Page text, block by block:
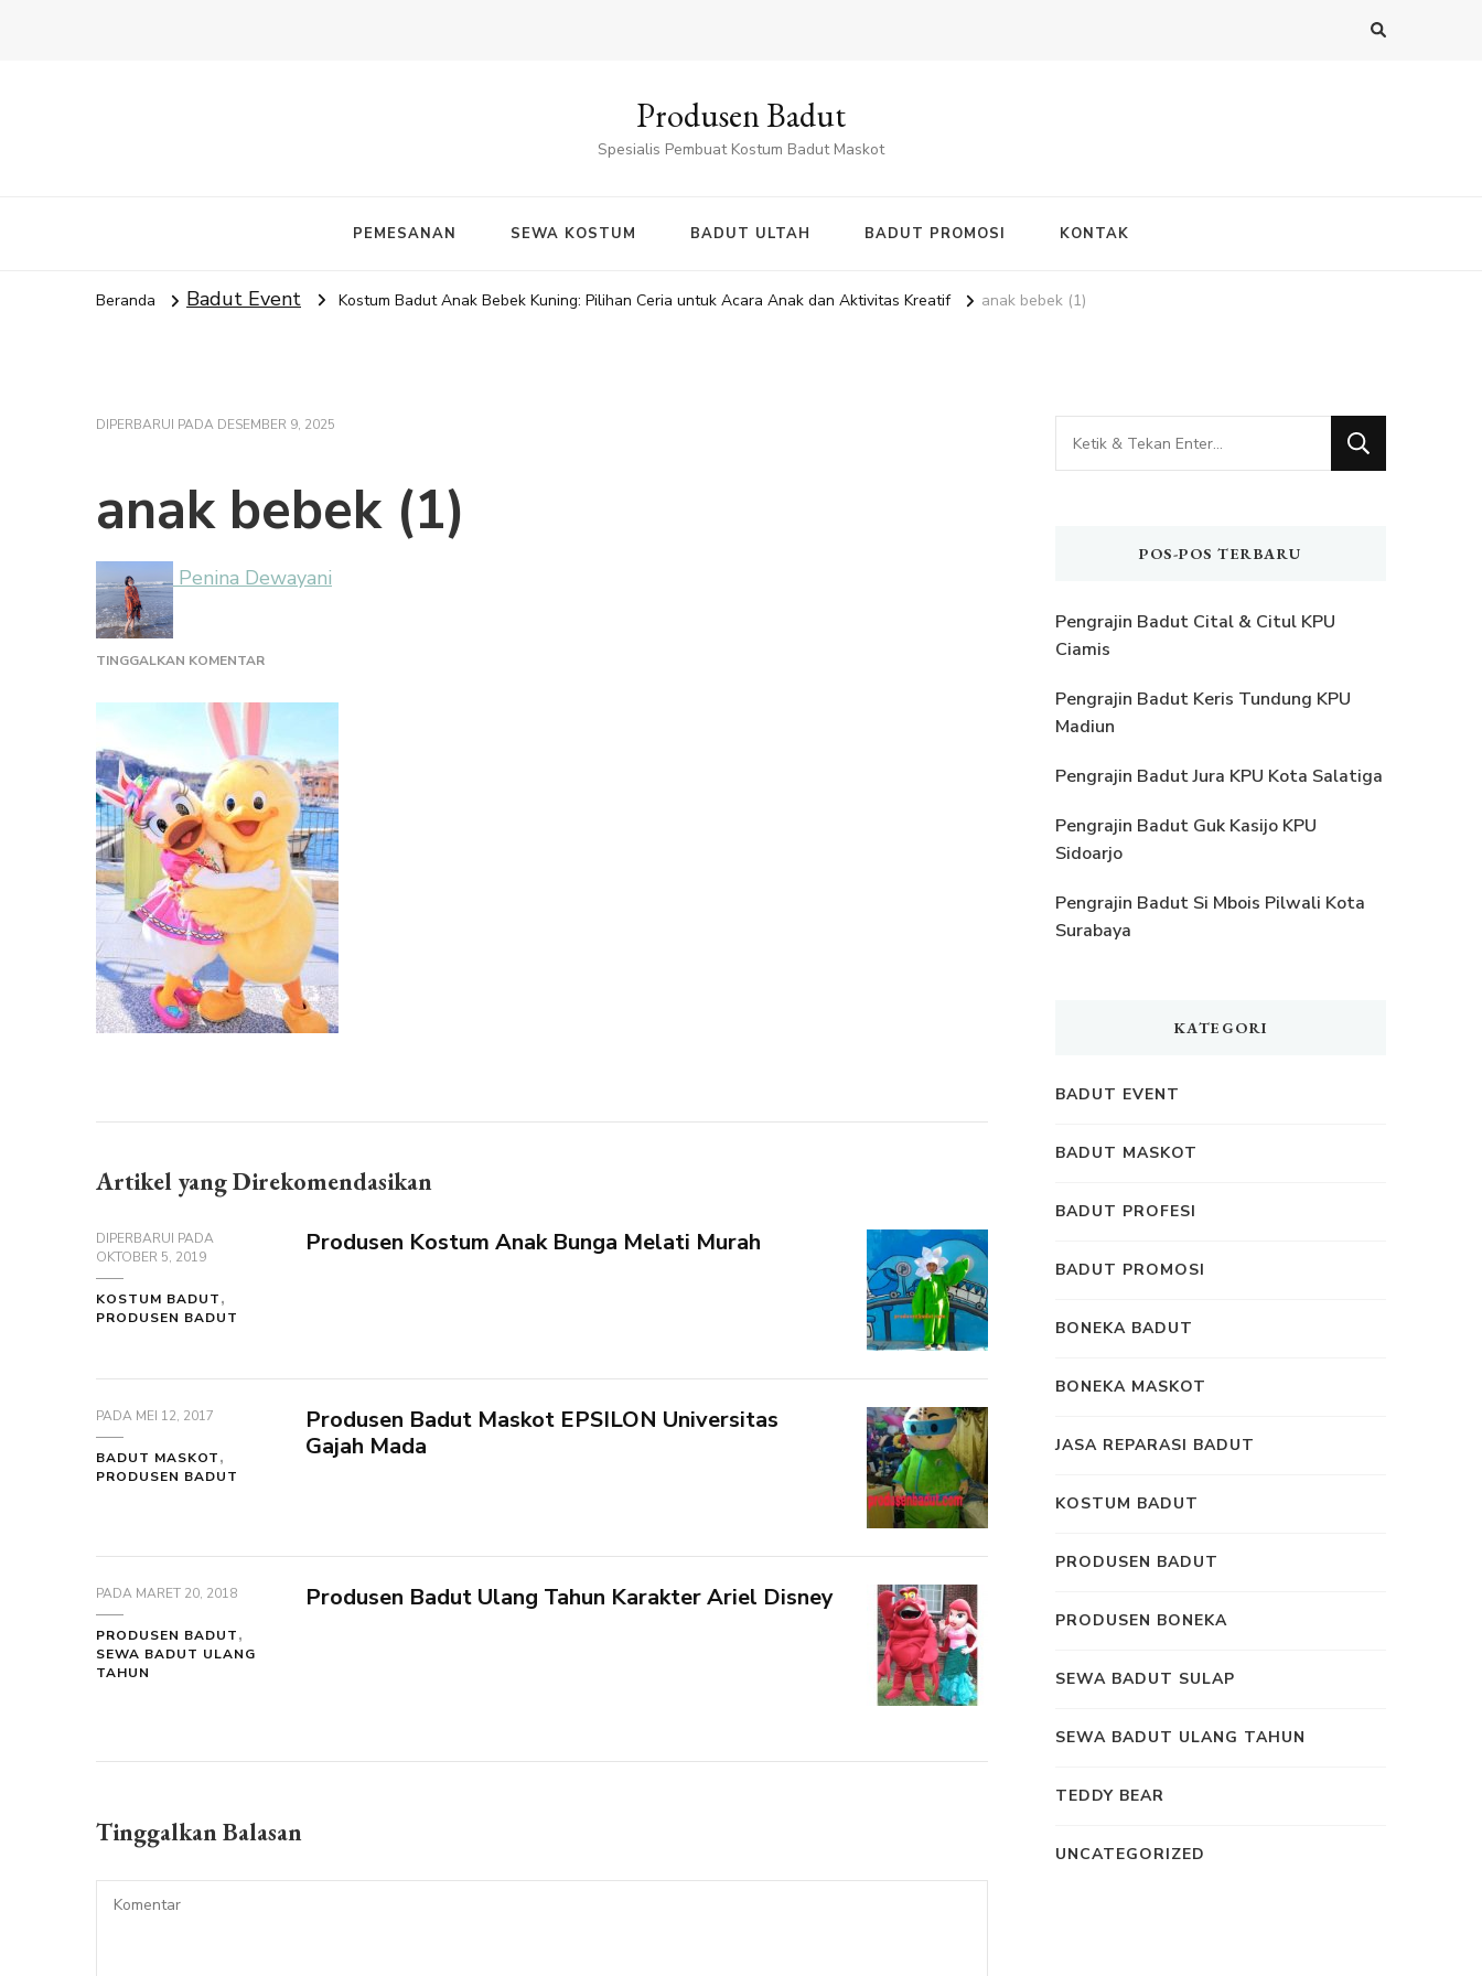
Produsen Badut
Spesialis Pembuat Kostum Badut Maskot
PEMESANAN SEWA KOSTUM BADUT ULTAH BADUT PROMOSI KONTAK
Beranda Badut Event Kostum Badut Anak Bebek Kuning: Pilihan Ceria untuk Acara Anak dan Aktivitas Kreatif anak bebek (1)
DIPERBARUI PADA DESEMBER 9, 2025
anak bebek (1)
Penina Dewayani
TINGGALKAN KOMENTARPADA
BEBEK
Artikel yang Direkomendasikan
DIPERBARUI PADA
OKTOBER 5, 2019
KOSTUM BADUT
PRODUSEN BADUT
Produsen Kostum Anak Bunga Melati Murah
PADA MEI 12, 2017
BADUT MASKOT
PRODUSEN BADUT
Produsen Badut Maskot EPSILON Universitas
Gajah Mada
PADA MARET 20, 2018
PRODUSEN BADUT
SEWA BADUT ULANG
TAHUN
Produsen Badut Ulang Tahun Karakter Ariel Disney
Tinggalkan Balasan
Mencari
Sesuatu?
POS-POS TERBARU
Pengrajin Badut Cital & Citul KPU
Ciamis
Pengrajin Badut Keris Tundung KPU
Madiun
Pengrajin Badut Jura KPU Kota Salatiga
Pengrajin Badut Guk Kasijo KPU
Sidoarjo
Pengrajin Badut Si Mbois Pilwali Kota
Surabaya
KATEGORI
BADUT EVENT
BADUT MASKOT
BADUT PROFESI
BADUT PROMOSI
BONEKA BADUT
BONEKA MASKOT
JASA REPARASI BADUT
KOSTUM BADUT
PRODUSEN BADUT
PRODUSEN BONEKA
SEWA BADUT SULAP
SEWA BADUT ULANG TAHUN
TEDDY BEAR
UNCATEGORIZED